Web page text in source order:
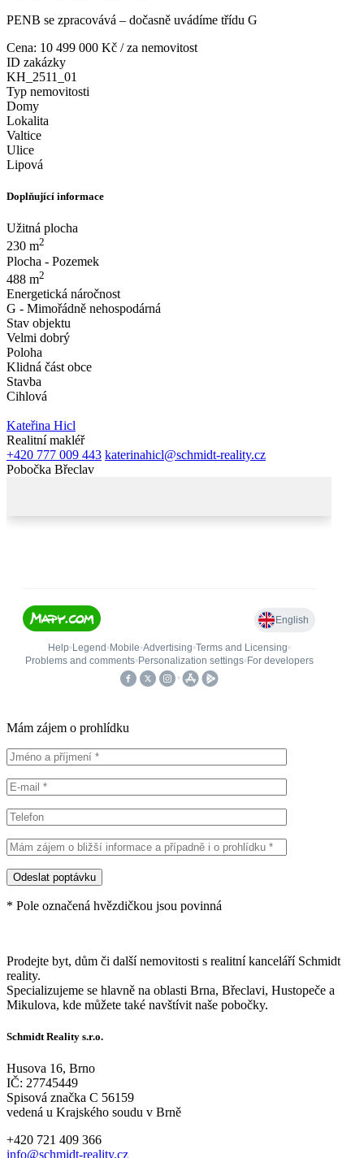
PENB se zpracovává – dočasně uvádíme třídu G
Cena: 10 499 000 Kč / za nemovitost
ID zakázky
KH_2511_01
Typ nemovitosti
Domy
Lokalita
Valtice
Ulice
Lipová
Doplňující informace
Užitná plocha
230 m2
Plocha - Pozemek
488 m2
Energetická náročnost
G - Mimořádně nehospodárná
Stav objektu
Velmi dobrý
Poloha
Klidná část obce
Stavba
Cihlová
Kateřina Hicl
Realitní makléř
+420 777 009 443 katerinahicl@schmidt-reality.cz
Pobočka Břeclav
Mám zájem o prohlídku
* Pole označená hvězdičkou jsou povinná
Prodejte byt, dům či další nemovitosti s realitní kanceláří Schmidt
reality.
Specializujeme se hlavně na oblasti Brna, Břeclavi, Hustopeče a
Mikulova, kde můžete také navštívit naše pobočky.
Schmidt Reality s.r.o.
Husova 16, Brno
IČ: 27745449
Spisová značka C 56159
vedená u Krajského soudu v Brně
+420 721 409 366
info@schmidt-reality.cz